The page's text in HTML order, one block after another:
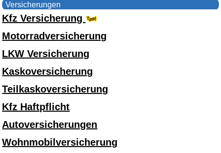
Versicherungen
Kfz Versicherung
Motorradversicherung
LKW Versicherung
Kaskoversicherung
Teilkaskoversicherung
Kfz Haftpflicht
Autoversicherungen
Wohnmobilversicherung